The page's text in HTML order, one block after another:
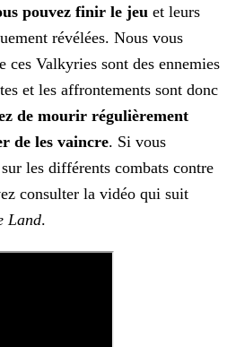
pouvez finir le jeu et leurs
révélées. Nous vous
ces Valkyries sont des ennemies
et les affrontements sont donc
de mourir régulièrement
de les vaincre. Si vous
les différents combats contre
consulter la vidéo qui suit
Land.